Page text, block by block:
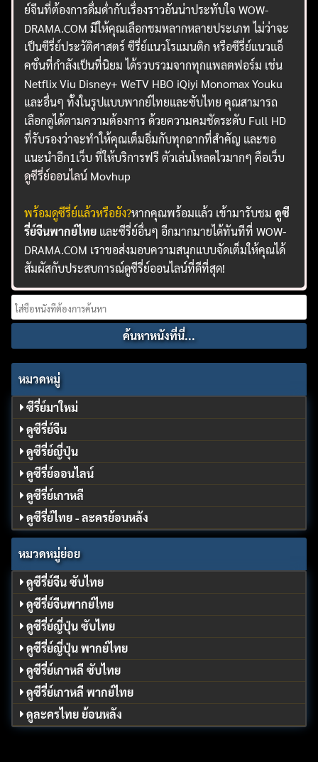
ย์จีนที่ต้องการดื่มด่ำกับเรื่องราวอันน่าประทับใจ WOW-
DRAMA.COM มีให้คุณเลือกชมหลากหลายประเภท ไม่ว่าจะ
เป็นซีรี่ย์ประวัติศาสตร์ ซีรี่ย์แนวโรแมนติก หรือซีรี่ย์แนวแอ็
คชั่นที่กำลังเป็นที่นิยม ได้รวบรวมจากทุกแพลตฟอร์ม เช่น
Netflix Viu Disney+ WeTV HBO iQiyi Monomax Youku
และอื่นๆ ทั้งในรูปแบบพากย์ไทยและซับไทย คุณสามารถ
เลือกดูได้ตามความต้องการ ด้วยความคมชัดระดับ Full HD
ที่รับรองว่าจะทำให้คุณเต็มอิ่มกับทุกฉากที่สำคัญ และขอ
แนะนำอีก1เว็บ ที่ให้บริการฟรี ตัวเล่นโหลดไวมากๆ คือเว็บ
ดูซีรี่ย์ออนไลน์ Movhup
พร้อมดูซีรี่ย์แล้วหรือยัง?หากคุณพร้อมแล้ว เข้ามารับชมดูซี
รี่ย์จีนพากย์ไทย และซีรี่ย์อื่นๆ อีกมากมายได้ทันทีที่ WOW-
DRAMA.COM เราขอส่งมอบความสนุกแบบจัดเต็มให้คุณได้
สัมผัสกับประสบการณ์ดูซีรี่ย์ออนไลน์ที่ดีที่สุด!
Search
for:
หมวดหมู่
ซีรี่ย์มาใหม่
ดูซีรี่ย์จีน
ดูซีรี่ย์ญี่ปุ่น
ดูซีรี่ย์ออนไลน์
ดูซีรี่ย์เกาหลี
ดูซีรี่ย์ไทย - ละครย้อนหลัง
หมวดหมู่ย่อย
ดูซีรี่ย์จีน ซับไทย
ดูซีรี่ย์จีนพากย์ไทย
ดูซีรี่ย์ญี่ปุ่น ซับไทย
ดูซีรี่ย์ญี่ปุ่น พากย์ไทย
ดูซีรี่ย์เกาหลี ซับไทย
ดูซีรี่ย์เกาหลี พากย์ไทย
ดูละครไทย ย้อนหลัง